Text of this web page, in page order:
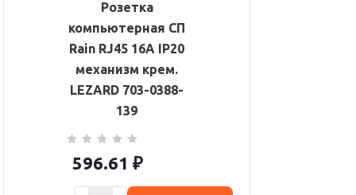
Розетка
компьютерная СП
Rain RJ45 16А IP20
механизм крем.
LEZARD 703-0388-
139
596.61 ₽